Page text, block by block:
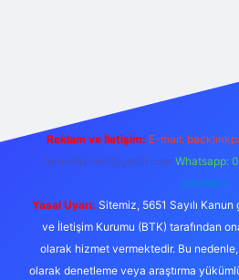
Reklam ve İletişim: E-mail:
forumhizmeti@gmail.com Whatsapp:
@karabul
Yasal Uyarı: Sitemiz, 5651 Sayılı
ve İletişim Kurumu (BTK) tarafından
olarak hizmet vermektedir. Bu
olarak denetleme veya araştırma